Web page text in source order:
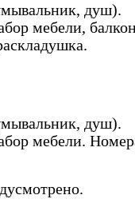
душ).
мебели,
душ).
мебели.